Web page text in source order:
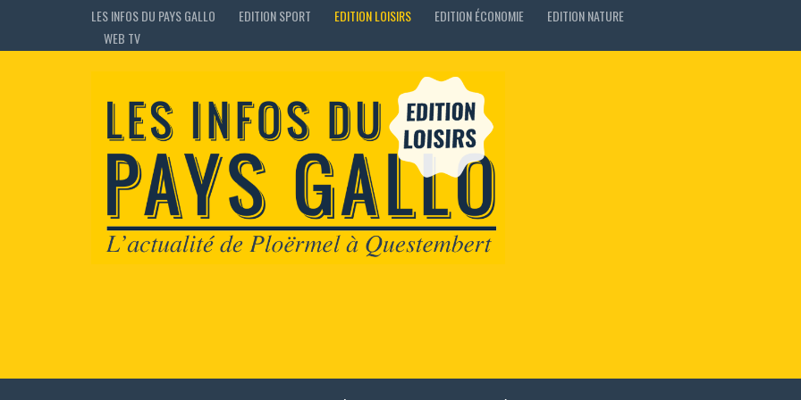
LES INFOS DU PAYS GALLO EDITION SPORT EDITION LOISIRS EDITION ÉCONOMIE
EDITION NATURE
WEB TV